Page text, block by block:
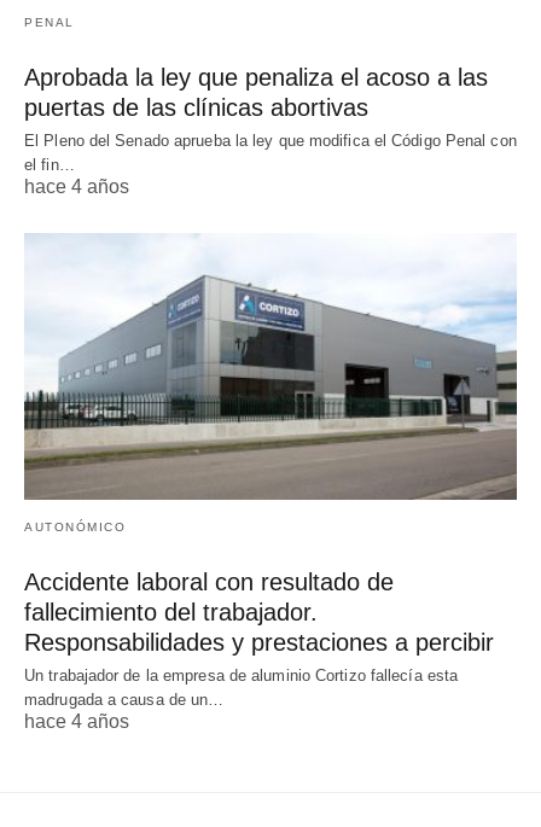
PENAL
Aprobada la ley que penaliza el acoso a las
puertas de las clínicas abortivas
El Pleno del Senado aprueba la ley que modifica el Código Penal con
el fin…
hace 4 años
AUTONÓMICO
Accidente laboral con resultado de
fallecimiento del trabajador.
Responsabilidades y prestaciones a percibir
Un trabajador de la empresa de aluminio Cortizo fallecía esta
madrugada a causa de un…
hace 4 años